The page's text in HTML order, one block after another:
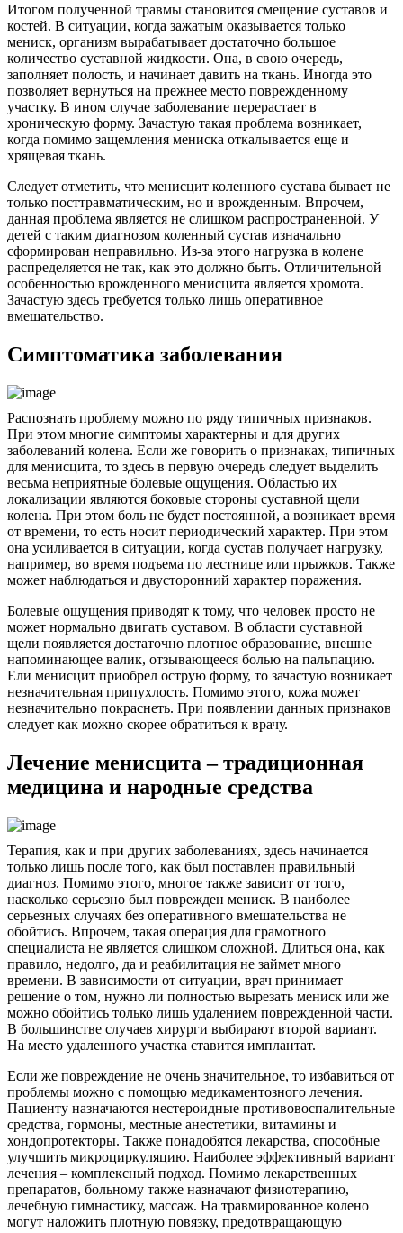
Итогом полученной травмы становится смещение суставов и
костей. В ситуации, когда зажатым оказывается только
мениск, организм вырабатывает достаточно большое
количество суставной жидкости. Она, в свою очередь,
заполняет полость, и начинает давить на ткань. Иногда это
позволяет вернуться на прежнее место поврежденному
участку. В ином случае заболевание перерастает в
хроническую форму. Зачастую такая проблема возникает,
когда помимо защемления мениска откалывается еще и
хрящевая ткань.
Следует отметить, что менисцит коленного сустава бывает не
только посттравматическим, но и врожденным. Впрочем,
данная проблема является не слишком распространенной. У
детей с таким диагнозом коленный сустав изначально
сформирован неправильно. Из-за этого нагрузка в колене
распределяется не так, как это должно быть. Отличительной
особенностью врожденного менисцита является хромота.
Зачастую здесь требуется только лишь оперативное
вмешательство.
Симптоматика заболевания
Распознать проблему можно по ряду типичных признаков.
При этом многие симптомы характерны и для других
заболеваний колена. Если же говорить о признаках, типичных
для менисцита, то здесь в первую очередь следует выделить
весьма неприятные болевые ощущения. Областью их
локализации являются боковые стороны суставной щели
колена. При этом боль не будет постоянной, а возникает время
от времени, то есть носит периодический характер. При этом
она усиливается в ситуации, когда сустав получает нагрузку,
например, во время подъема по лестнице или прыжков. Также
может наблюдаться и двусторонний характер поражения.
Болевые ощущения приводят к тому, что человек просто не
может нормально двигать суставом. В области суставной
щели появляется достаточно плотное образование, внешне
напоминающее валик, отзывающееся болью на пальпацию.
Ели менисцит приобрел острую форму, то зачастую возникает
незначительная припухлость. Помимо этого, кожа может
незначительно покраснеть. При появлении данных признаков
следует как можно скорее обратиться к врачу.
Лечение менисцита – традиционная
медицина и народные средства
Терапия, как и при других заболеваниях, здесь начинается
только лишь после того, как был поставлен правильный
диагноз. Помимо этого, многое также зависит от того,
насколько серьезно был поврежден мениск. В наиболее
серьезных случаях без оперативного вмешательства не
обойтись. Впрочем, такая операция для грамотного
специалиста не является слишком сложной. Длиться она, как
правило, недолго, да и реабилитация не займет много
времени. В зависимости от ситуации, врач принимает
решение о том, нужно ли полностью вырезать мениск или же
можно обойтись только лишь удалением поврежденной части.
В большинстве случаев хирурги выбирают второй вариант.
На место удаленного участка ставится имплантат.
Если же повреждение не очень значительное, то избавиться от
проблемы можно с помощью медикаментозного лечения.
Пациенту назначаются нестероидные противовоспалительные
средства, гормоны, местные анестетики, витамины и
хондопротекторы. Также понадобятся лекарства, способные
улучшить микроциркуляцию. Наиболее эффективный вариант
лечения – комплексный подход. Помимо лекарственных
препаратов, больному также назначают физиотерапию,
лечебную гимнастику, массаж. На травмированное колено
могут наложить плотную повязку, предотвращающую